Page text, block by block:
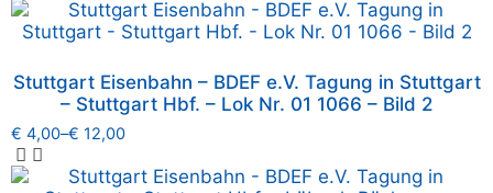
Stuttgart Eisenbahn – BDEF e.V. Tagung in Stuttgart
– Stuttgart Hbf. – Lok Nr. 01 1066 – Bild 2
€ 4,00–€ 12,00